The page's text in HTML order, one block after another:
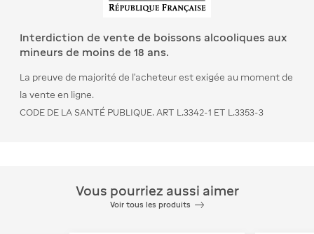
Interdiction de vente de boissons alcooliques aux
mineurs de moins de 18 ans.
La preuve de majorité de l’acheteur est exigée au moment de
la vente en ligne.
CODE DE LA SANTÉ PUBLIQUE. ART L.3342-1 ET L.3353-3
Vous pourriez aussi aimer
Voir tous les produits